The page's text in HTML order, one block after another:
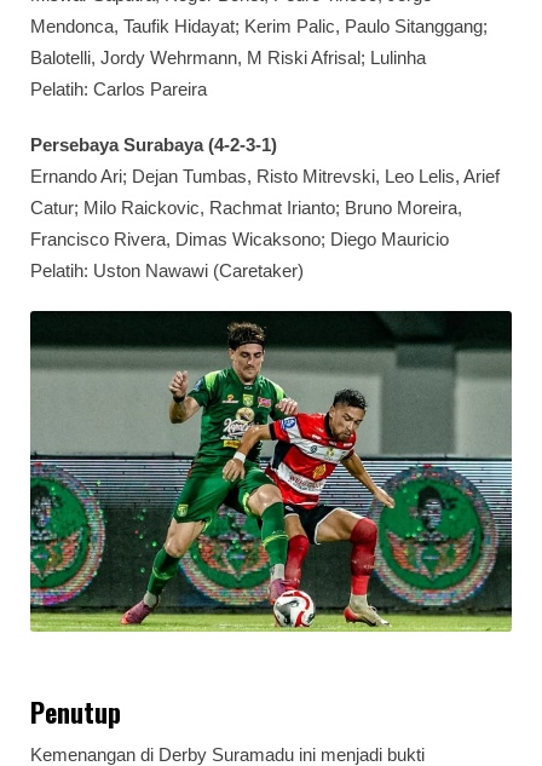
Mendonca, Taufik Hidayat; Kerim Palic, Paulo Sitanggang;
Balotelli, Jordy Wehrmann, M Riski Afrisal; Lulinha
Pelatih: Carlos Pareira
Persebaya Surabaya (4-2-3-1)
Ernando Ari; Dejan Tumbas, Risto Mitrevski, Leo Lelis, Arief
Catur; Milo Raickovic, Rachmat Irianto; Bruno Moreira,
Francisco Rivera, Dimas Wicaksono; Diego Mauricio
Pelatih: Uston Nawawi (Caretaker)
Penutup
Kemenangan di Derby Suramadu ini menjadi bukti